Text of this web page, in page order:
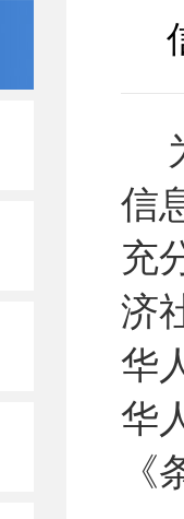
信
充
济
华
华